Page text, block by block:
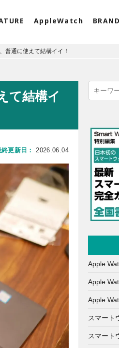
AppleWatch BRAND
普通に使えて結構イイ！
て結構イ
終更新日： 2026.06.04
Apple
Apple
Apple
スマート
スマート